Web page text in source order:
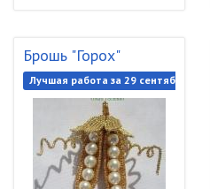
Брошь "Горох"
Лучшая работа за 29 сентября 2018